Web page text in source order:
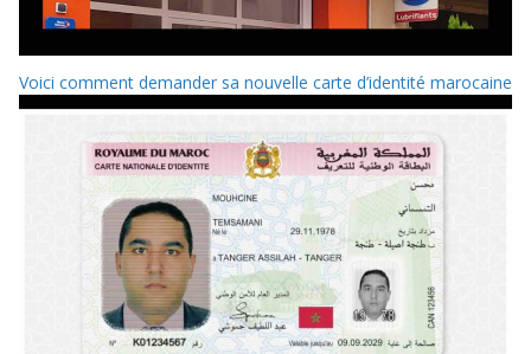
Voici comment demander sa nouvelle carte d’identité marocaine